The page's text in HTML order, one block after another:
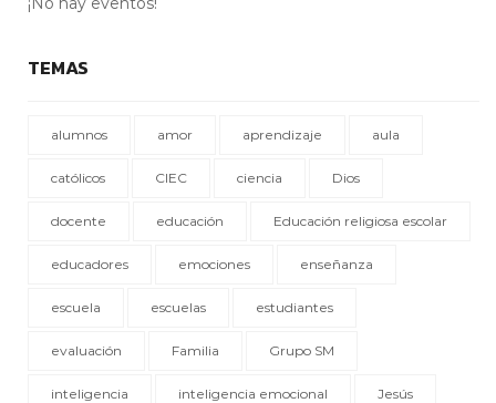
TEMAS
alumnos amor aprendizaje aula
católicos CIEC ciencia Dios
docente educación Educación religiosa escolar
educadores emociones enseñanza
escuela escuelas estudiantes
evaluación Familia Grupo SM
inteligencia inteligencia emocional Jesús